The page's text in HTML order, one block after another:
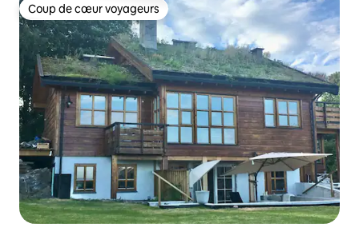
Coup de cœur voyageurs
Coup de cœur voyageurs